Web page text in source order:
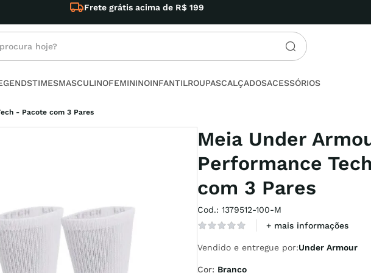
hoje?
TIMESMASCULINOFEMININOINFANTILROUPASCALÇADOSACESSÓRIOS
- Pacote com 3 Pares
Meia Under
Performance
com 3 Pares
Cod.: 1379512-100-M
+ mais informações
Vendido e entregue por:Under Armour
Cor: Branco
buscados